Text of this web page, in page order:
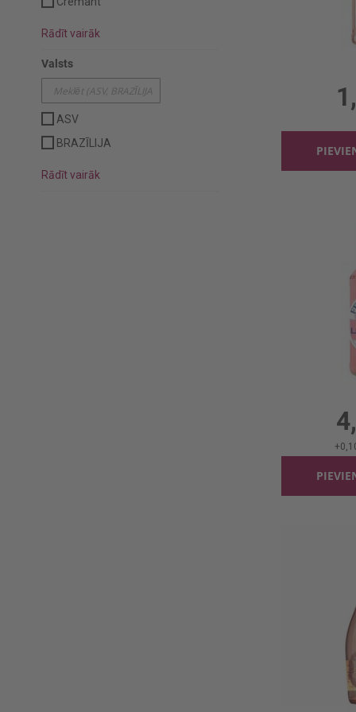
+
Rādīt vairāk
Valsts
ASV
BRAZĪLIJA
Rādīt vairāk